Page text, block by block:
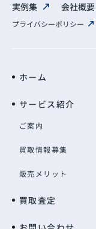
実例集 会社概要
プライバシーポリシー
ホーム
サービス紹介
ご案内
買取情報募集
販売メリット
買取査定